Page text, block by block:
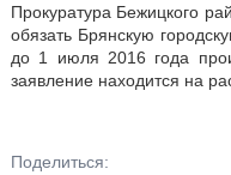
Прокуратура Бежицкого
обязать Брянскую
до 1 июля 2016 года
заявление находится на
Поделиться: